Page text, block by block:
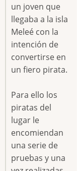
un joven que
llegaba a la isla
Meleé con la
intención de
convertirse en
un fiero pirata.
Para ello los
piratas del
lugar le
encomiendan
una serie de
pruebas y una